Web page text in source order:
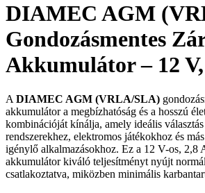
DIAMEC AGM
Gondozásmentes
Akkumulátor – 12
A DIAMEC AGM (VRLA/SLA)
akkumulátor a megbízhatóság és a hosszú
kombinációját kínálja, amely ideális
rendszerekhez, elektromos játékokhoz és
igénylő alkalmazásokhoz. Ez a 12 V-os, 2,8
akkumulátor kiváló teljesítményt nyújt
csatlakoztatva, miközben minimális